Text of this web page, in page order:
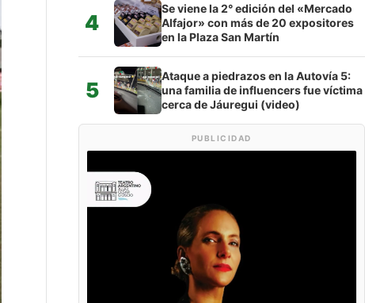
4
Se viene la 2° edición del «Mercado
Alfajor» con más de 20 expositores
en la Plaza San Martín
5
Ataque a piedrazos en la Autovía 5:
una familia de influencers fue víctima
cerca de Jáuregui (video)
PUBLICIDAD